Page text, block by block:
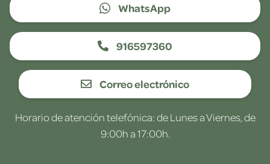
WhatsApp
916597360
Correo electrónico
Horario de atención telefónica: de Lunes a Viernes, de
9:00h a 17:00h.